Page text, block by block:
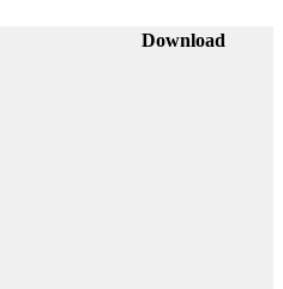
Download